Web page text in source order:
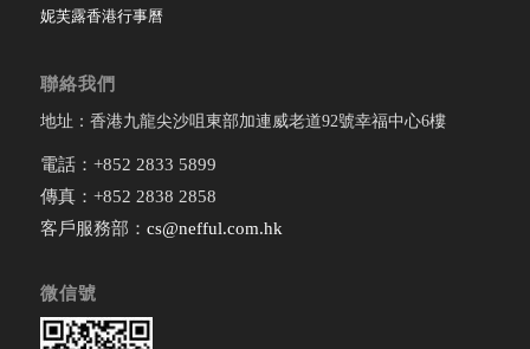
妮芙露香港行事曆
聯絡我們
地址：香港九龍尖沙咀東部加連威老道92號幸福中心6樓
電話：+852 2833 5899
傳真：+852 2838 2858
客戶服務部： cs@nefful.com.hk
微信號